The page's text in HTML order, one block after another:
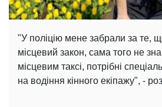
"У поліцію мене забрали за те,
місцевий закон, сама того не
місцевим таксі, потрібні
на водіння кінного екіпажу", -